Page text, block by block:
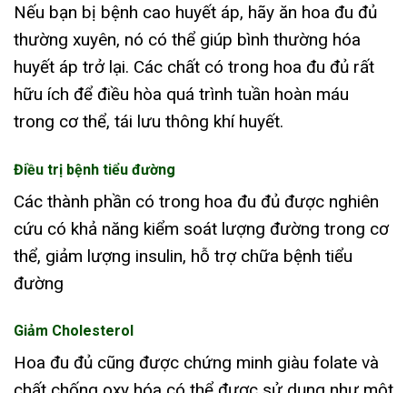
Nếu bạn bị bệnh cao huyết áp, hãy ăn hoa đu đủ
thường xuyên, nó có thể giúp bình thường hóa
huyết áp trở lại. Các chất có trong hoa đu đủ rất
hữu ích để điều hòa quá trình tuần hoàn máu
trong cơ thể, tái lưu thông khí huyết.
Điều trị bệnh tiểu đường
Các thành phần có trong hoa đu đủ được nghiên
cứu có khả năng kiểm soát lượng đường trong cơ
thể, giảm lượng insulin, hỗ trợ chữa bệnh tiểu
đường
Giảm Cholesterol
Hoa đu đủ cũng được chứng minh giàu folate và